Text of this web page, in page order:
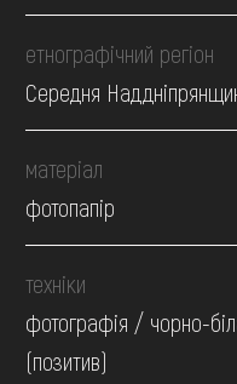
етнографічний регіон
Середня
матеріал
фотопапір
техніки
фотографія / чорно-
(позитив)